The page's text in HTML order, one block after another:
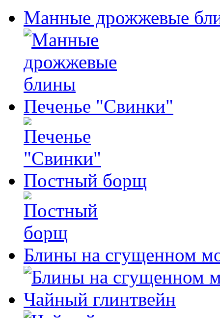
Манные дрожжевые
Печенье "Свинки"
Постный борщ
Блины на сгущенном
Чайный глинтвейн